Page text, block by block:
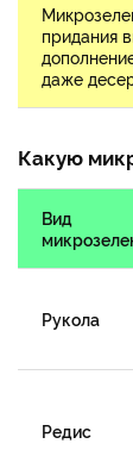
придания
даже
Какую
Вид
Рукола
Редис